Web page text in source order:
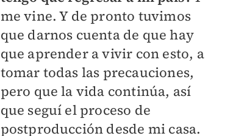
me vine. Y de pronto tuvimos
que darnos cuenta de que hay
que aprender a vivir con esto, a
tomar todas las precauciones,
pero que la vida continúa, así
que seguí el proceso de
postproducción desde mi casa.